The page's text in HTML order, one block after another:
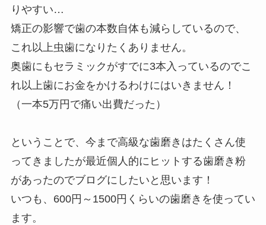
りやすい…
矯正の影響で歯の本数自体も減らしているので、
これ以上虫歯になりたくありません。
奥歯にもセラミックがすでに3本入っているのでこ
れ以上歯にお金をかけるわけにはいきません！
（一本5万円で痛い出費だった）
ということで、今まで高級な歯磨きはたくさん使
ってきましたが最近個人的にヒットする歯磨き粉
があったのでブログにしたいと思います！
いつも、600円～1500円くらいの歯磨きを使ってい
ます。